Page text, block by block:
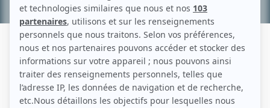
NOUS
Fiche détaillée Liste des épisodes